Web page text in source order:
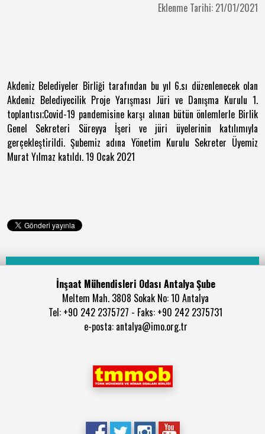
Eklenme Tarihi: 21/01/2021
Akdeniz Belediyeler Birliği tarafından bu yıl 6.sı düzenlenecek olan
Akdeniz Belediyecilik Proje Yarışması Jüri ve Danışma Kurulu 1.
toplantısı;Covid-19 pandemisine karşı alınan bütün önlemlerle Birlik
Genel Sekreteri Süreyya İşeri ve jüri üyelerinin katılımıyla
gerçekleştirildi. Şubemiz adına Yönetim Kurulu Sekreter Üyemiz
Murat Yılmaz katıldı. 19 Ocak 2021
İnşaat Mühendisleri Odası Antalya Şube
Meltem Mah. 3808 Sokak No: 10 Antalya
Tel: +90 242 2375727 - Faks: +90 242 2375731
e-posta: antalya@imo.org.tr